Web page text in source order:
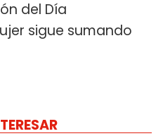
del Día
sigue sumando